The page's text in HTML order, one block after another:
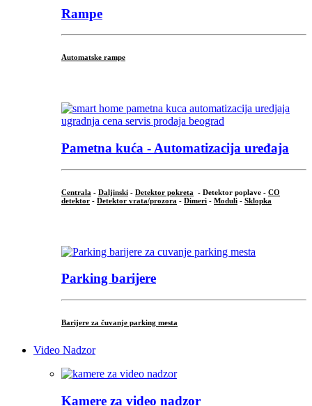
Rampe
Automatske rampe
Pametna kuća - Automatizacija uređaja
Centrala - Daljinski - Detektor pokreta - Detektor poplave - CO
detektor - Detektor vrata/prozora - Dimeri - Moduli - Sklopka
Parking barijere
Barijere za čuvanje parking mesta
Video Nadzor
Kamere za video nadzor